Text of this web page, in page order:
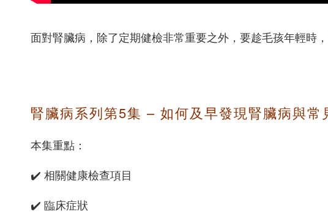
面對腎臟病，除了定期健檢非常重要之外，要趁毛孩年輕時
腎臟病系列第5集 – 如何及早發現腎臟病與常
本集重點：
✔️ 相關健康檢查項目
✔️ 臨床症狀